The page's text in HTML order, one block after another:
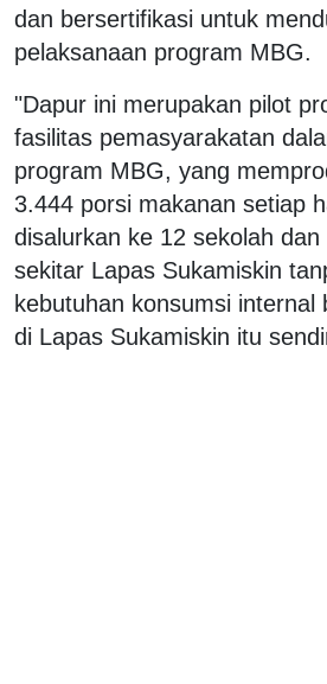
dan bersertifikasi untuk
pelaksanaan program MBG.
"Dapur ini merupakan pilot
fasilitas pemasyarakatan
program MBG, yang
3.444 porsi makanan setiap
disalurkan ke 12 sekolah
sekitar Lapas Sukamiskin
kebutuhan konsumsi internal
di Lapas Sukamiskin itu